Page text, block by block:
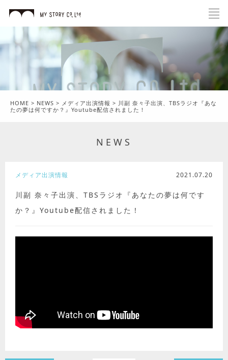
HOME > NEWS > メディア出演情報 > 川副 奈々子出演、TBSラジオ『あな
たの夢は何ですか？』Youtube配信されました！
NEWS
川副 奈々子出演、TBSラジオ『あなたの夢は何です
か？』Youtube配信されました！
メディア出演情報 2021.07.20